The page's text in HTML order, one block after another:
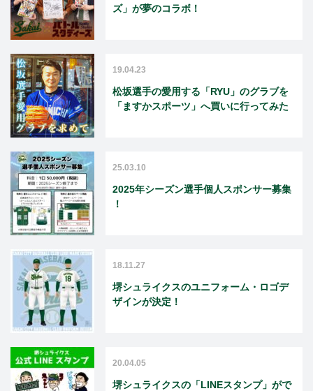
ズ」が夢のコラボ！
19.04.23
松坂選手の愛用する「RYU」のグラブを
「ますかスポーツ」へ買いに行ってみた
25.03.10
2025年シーズン選手個人スポンサー募集
！
18.11.27
堺シュライクスのユニフォーム・ロゴデ
ザインが決定！
20.04.05
堺シュライクスの「LINEスタンプ」がで